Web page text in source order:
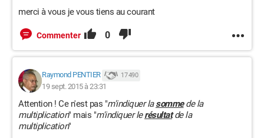
merci à vous je vous tiens au courant
Commenter 0
Raymond PENTIER 17 490
19 sept. 2015 à 23:31
Attention ! Ce n'est pas "m'indiquer lasommede la
multiplication" mais "m'indiquer lerésultatde la
multiplication"